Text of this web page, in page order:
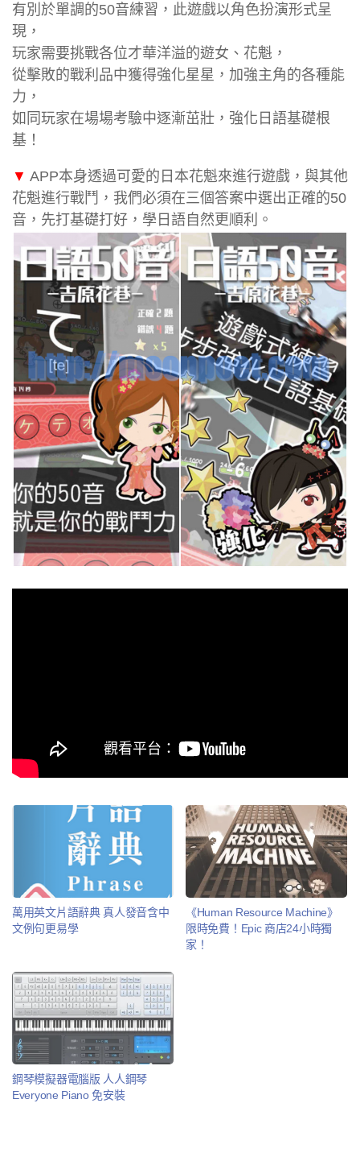
有別於單調的50音練習，此遊戲以角色扮演形式呈
現，
玩家需要挑戰各位才華洋溢的遊女、花魁，
從擊敗的戰利品中獲得強化星星，加強主角的各種能
力，
如同玩家在場場考驗中逐漸茁壯，強化日語基礎根
基！
▼ APP本身透過可愛的日本花魁來進行遊戲，與其他
花魁進行戰鬥，我們必須在三個答案中選出正確的50
音，先打基礎打好，學日語自然更順利。
萬用英文片語辭典 真人發音含中
文例句更易學
《Human Resource Machine》
限時免費！Epic 商店24小時獨
家！
鋼琴模擬器電腦版 人人鋼琴
Everyone Piano 免安裝